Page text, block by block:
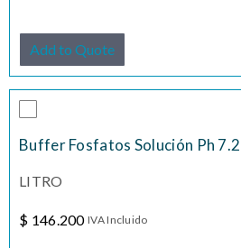
Add to Quote
Buffer Fosfatos Solución Ph 7.2
LITRO
$ 146.200 IVA Incluido